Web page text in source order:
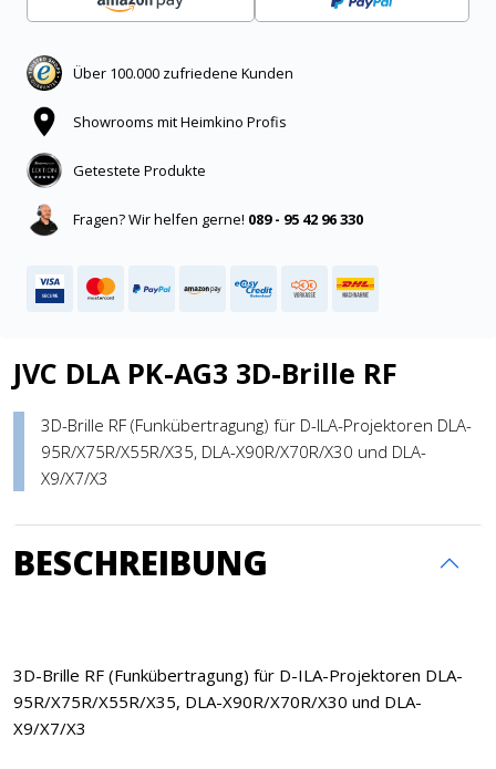
Über 100.000 zufriedene Kunden
Showrooms mit Heimkino Profis
Getestete Produkte
Fragen? Wir helfen gerne! 089 - 95 42 96 330
JVC DLA PK-AG3 3D-Brille RF
3D-Brille RF (Funkübertragung) für D-ILA-Projektoren DLA-
95R/X75R/X55R/X35, DLA-X90R/X70R/X30 und DLA-
X9/X7/X3
BESCHREIBUNG
3D-Brille RF (Funkübertragung) für D-ILA-Projektoren DLA-
95R/X75R/X55R/X35, DLA-X90R/X70R/X30 und DLA-
X9/X7/X3